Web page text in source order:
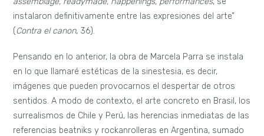
instalaron definitivamente entre las expresiones del arte”
(Contra el canon, 36).
Pensando en lo anterior, la obra de Marcela Parra se instala
en lo que llamaré estéticas de la sinestesia, es decir,
imágenes que pueden provocarnos el despertar de otros
sentidos. A modo de contexto, el arte concreto en Brasil, los
surrealismos de Chile y Perú, las herencias inmediatas de las
referencias beatniks y rockanrolleras en Argentina, sumado